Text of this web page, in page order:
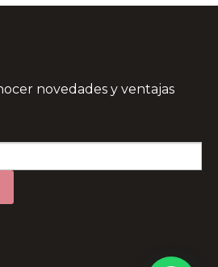
novedades y ventajas